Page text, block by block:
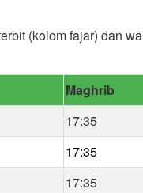
(kolom fajar) dan
Maghrib
17:35
17:35
17:35